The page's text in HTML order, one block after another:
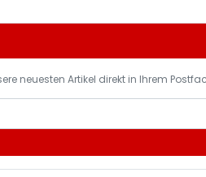
neuesten Artikel direkt in Ihrem